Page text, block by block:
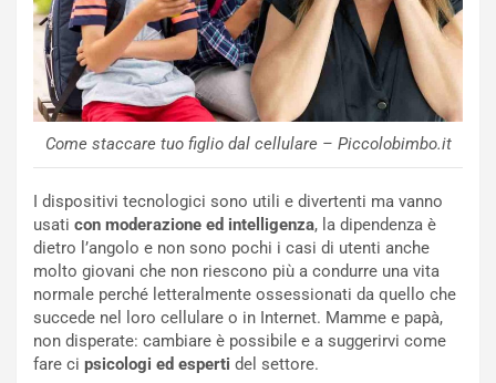
Come staccare tuo figlio dal cellulare – Piccolobimbo.it
I dispositivi tecnologici sono utili e divertenti ma vanno
usati con moderazione ed intelligenza, la dipendenza è
dietro l’angolo e non sono pochi i casi di utenti anche
molto giovani che non riescono più a condurre una vita
normale perché letteralmente ossessionati da quello che
succede nel loro cellulare o in Internet. Mamme e papà,
non disperate: cambiare è possibile e a suggerirvi come
fare ci psicologi ed esperti del settore.